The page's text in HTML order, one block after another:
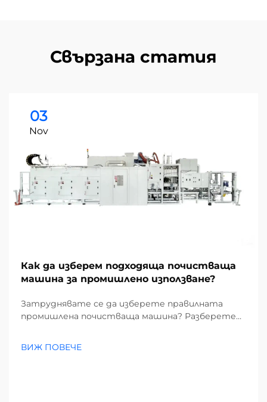
Свързана статия
03
Nov
Как да изберем подходяща почистваща
машина за промишлено използване?
Затруднявате се да изберете правилната
промишлена почистваща машина? Разберете
Намалете разходите и повишете
ВИЖ ПОВЕЧЕ